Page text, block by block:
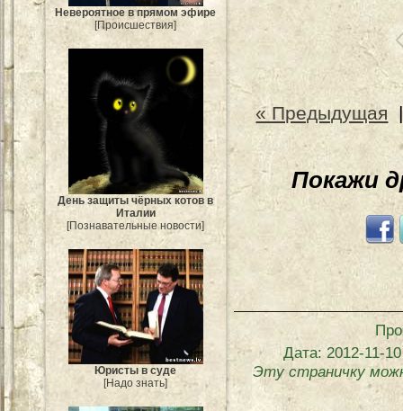
Невероятное в прямом эфире
[Происшествия]
День защиты чёрных котов в
Италии
[Познавательные новости]
Юристы в суде
[Надо знать]
« Предыдущая
Покажи
Дата: 2012-11-
Эту страничку